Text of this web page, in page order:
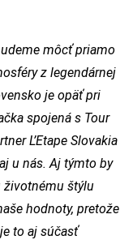
môcť priamo
z legendárnej
je opäť pri
spojená s Tour
L’Etape Slovakia
u nás. Aj týmto by
štýlu
hodnoty, pretože
to aj súčasť